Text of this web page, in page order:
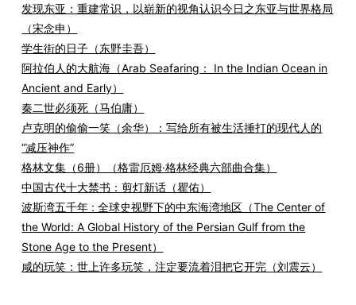
发现东亚：重建常识，以崭新的视角认识今日之东亚与世界格局
（宋念申）
学生街的日子（东野圭吾）
阿拉伯人的大航海（Arab Seafaring： In the Indian Ocean in
Ancient and Early）
秦二世必须死（马伯庸）
卢克明的偷偷一笑（余华）：写给所有被生活捶打的现代人的
“减压神作”
格林文集（6册）（格雷厄姆·格林经典六部曲合集）
中国古代十大禁书：剪灯新话（瞿佑）
波斯湾五千年 : 全球史视野下的中东海湾地区（The Center of
the World: A Global History of the Persian Gulf from the
Stone Age to the Present）
咸的玩笑：世上许多玩笑，注定要流着泪把它开完（刘震云）